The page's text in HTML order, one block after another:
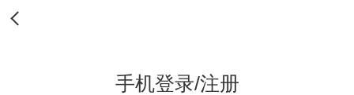
手机登录/注册